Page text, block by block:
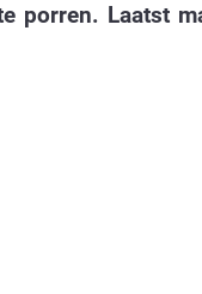
porren. Laatst